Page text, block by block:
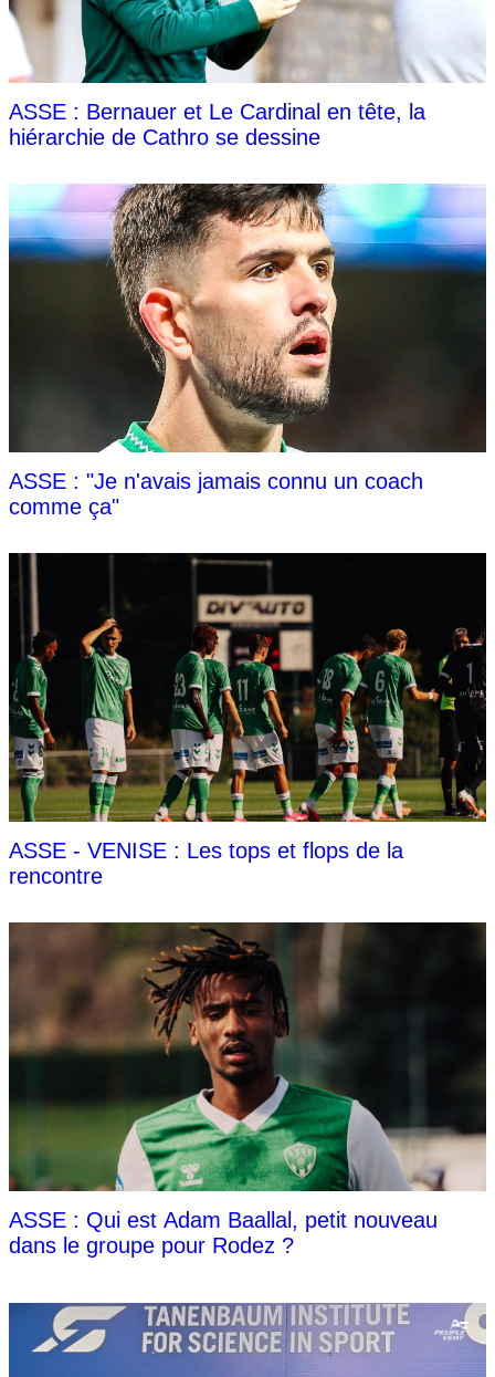
ASSE : Bernauer et Le Cardinal en tête, la
hiérarchie de Cathro se dessine
ASSE : "Je n'avais jamais connu un coach
comme ça"
ASSE - VENISE : Les tops et flops de la
rencontre
ASSE : Qui est Adam Baallal, petit nouveau
dans le groupe pour Rodez ?